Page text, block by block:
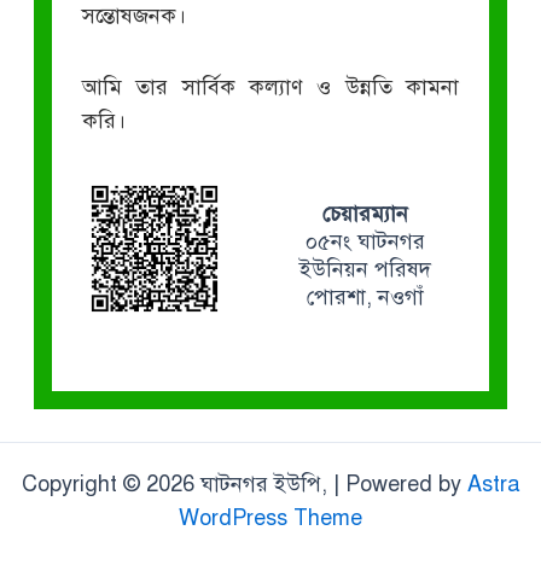
সন্তোষজনক।
আমি তার সার্বিক কল্যাণ ও উন্নতি কামনা
করি।
চেয়ারম্যান
০৫নং ঘাটনগর
ইউনিয়ন পরিষদ
পোরশা, নওগাঁ
Copyright © 2026 ঘাটনগর ইউপি, | Powered by Astra
WordPress Theme